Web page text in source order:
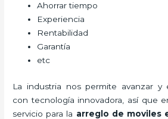
Ahorrar tiempo
Experiencia
Rentabilidad
Garantía
etc
La industria nos permite avanzar y
con tecnología innovadora, así que
servicio para la arreglo de moviles